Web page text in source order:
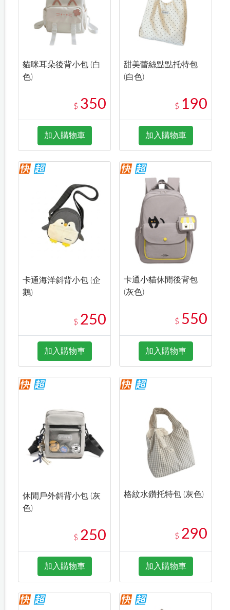
貓咪耳朵後背小包 (白
色)
$ 350
加入購物車
甜美蕾絲點點托特包
(白色)
$ 190
加入購物車
卡通海洋斜背小包 (企
鵝)
$ 250
加入購物車
卡通小貓休閒後背包
(灰色)
$ 550
加入購物車
休閒戶外斜背小包 (灰
色)
$ 250
加入購物車
格紋水鑽托特包 (灰色)
$ 290
加入購物車